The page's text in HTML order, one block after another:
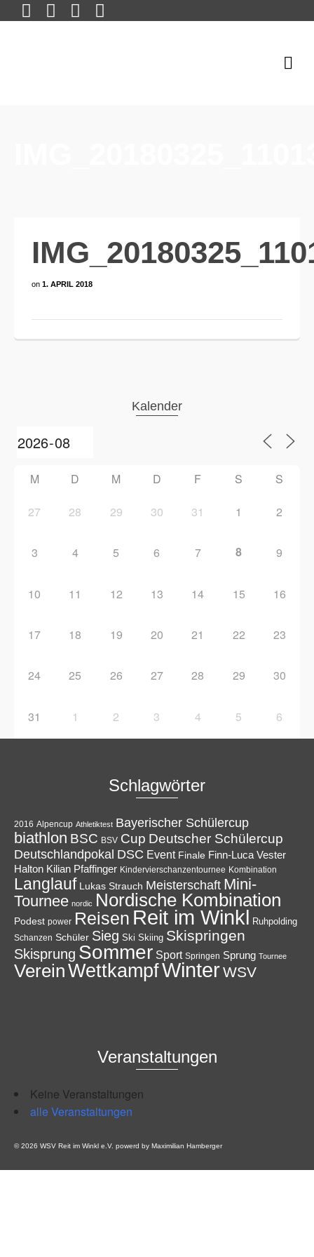
on 1. APRIL 2018
Kalender
M D M D F S S
27 28 29 30 31 1 2
3 4 5 6 7 8 9
10 11 12 13 14 15 16
17 18 19 20 21 22 23
24 25 26 27 28 29 30
31 1 2 3 4 5 6
Schlagwörter
2016 Alpencup Athletiktest Bayerischer Schülercup
biathlon BSC BSV Cup Deutscher Schülercup
Deutschlandpokal DSC Event Finale Finn-Luca Vester
Halton Kilian Pfaffinger Kindervierschanzentournee Kombination
Langlauf Lukas Strauch Meisterschaft Mini-
Tournee nordic Nordische Kombination
Podest power Reisen Reit im Winkl Ruhpolding
Schanzen Schüler Sieg Ski Skiing Skispringen
Skisprung Sommer Sport Springen Sprung Tournee
VereinWettkampfWinterWSV
Veranstaltungen
Keine Veranstaltungen
alle Veranstaltungen
© 2026 WSV Reit im Winkl e.V. powerd by Maximilian Hamberger